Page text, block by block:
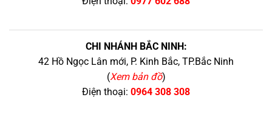
CHI NHÁNH BẮC NINH:
42 Hồ Ngọc Lân mới, P. Kinh Bắc, TP.Bắc Ninh
(Xem bản đồ)
Điện thoại: 0964 308 308